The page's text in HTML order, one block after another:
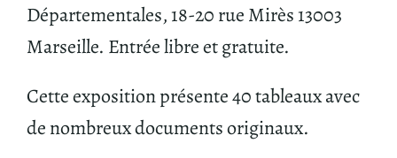
Départementales, 18-20 rue Mirès 13003
Marseille. Entrée libre et gratuite.
Cette exposition présente 40 tableaux avec
de nombreux documents originaux.